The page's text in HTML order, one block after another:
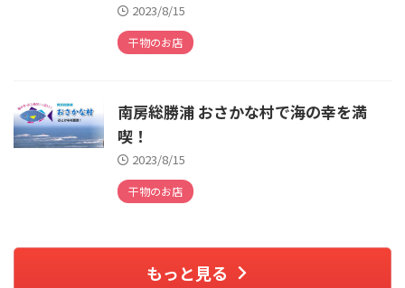
2023/8/15
干物のお店
南房総勝浦 おさかな村で海の幸を満
喫！
2023/8/15
干物のお店
もっと見る